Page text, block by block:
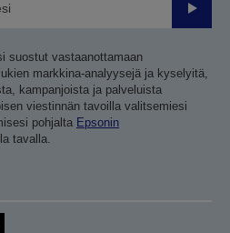
Lähetä
suostut vastaanottamaan
markkina-analyysejä ja kyselyitä,
kampanjoista ja palveluista
viestinnän tavoilla valitsemiesi
pohjalta Epsonin
tavalla.